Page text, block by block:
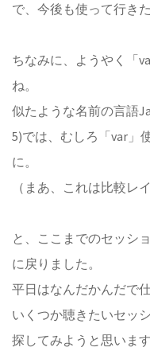
で、今後も使って行き
ちなみに、ようやく「
ね。
似たような名前の言語
5)では、むしろ「var」
に。
（まあ、これは比較レ
と、ここまでのセッシ
に戻りました。
平日はなんだかんだで
いくつか聴きたいセッ
探してみようと思います